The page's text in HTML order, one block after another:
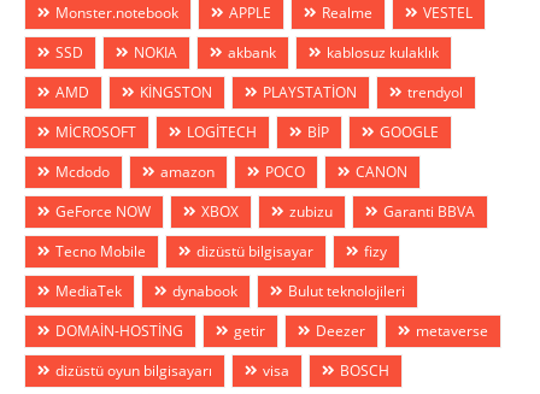
Monster.notebook
APPLE Realme
VESTEL
SSD
NOKIA akbank
kablosuz kulaklık
AMD
KİNGSTON PLAYSTATİON
trendyol
MİCROSOFT
LOGİTECH BİP
GOOGLE
Mcdodo
amazon POCO
CANON
GeForce NOW
XBOX zubizu
Garanti BBVA
Tecno Mobile
dizüstü bilgisayar
fizy
MediaTek
dynabook
Bulut teknolojileri
DOMAİN-HOSTİNG
getir Deezer
metaverse
dizüstü oyun bilgisayarı
visa
BOSCH